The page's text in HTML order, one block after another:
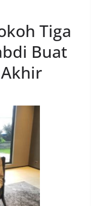
Tiga
Buat